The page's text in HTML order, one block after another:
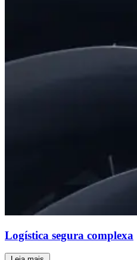
Logística segura complexa